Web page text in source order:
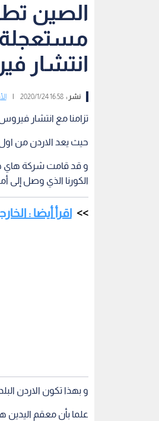
الصين
مستعجلة
انتشار
نشر :16:58 2020/1/24
تزامنا مع انتشار
حيث يعد الاردن من اول
و قد قامت شركة هاي
الكورنا الذي وصل إلى
اقرأ أيضا :
و بهذا تكون الاردن
علما بأن معقم اليدين هاي